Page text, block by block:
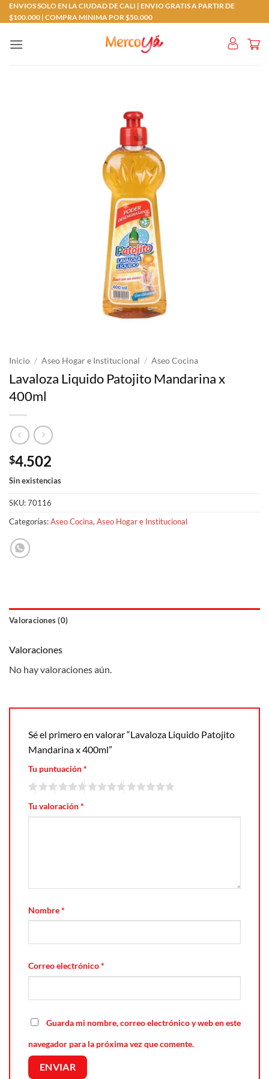
Saltar
al
ENVIOS SOLO EN LA CIUDAD DE CALI | ENVIO GRATIS A PARTIR DE
$100.000 | COMPRA MINIMA POR $50.000
Inicio / Aseo Hogar e Institucional / Aseo Cocina
Lavaloza Liquido Patojito Mandarina x
400ml
$4.502
Sin existencias
SKU:70116
Categorías:Aseo Cocina,Aseo Hogar e Institucional
Valoraciones (0)
Valoraciones
No hay valoraciones aún.
Sé el primero en valorar “Lavaloza Liquido Patojito
Mandarina x 400ml”
Tu puntuación*
Tu valoración*
Nombre*
Correo electrónico*
Guarda mi nombre, correo electrónico y web en este
navegador para la próxima vez que comente.